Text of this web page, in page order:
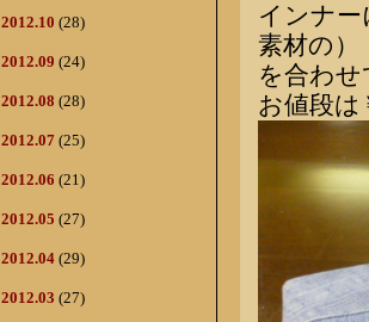
2012.10 (28)
2012.09 (24)
2012.08 (28)
2012.07 (25)
2012.06 (21)
2012.05 (27)
2012.04 (29)
2012.03 (27)
インナ
素材の）
を合わ
お値段は